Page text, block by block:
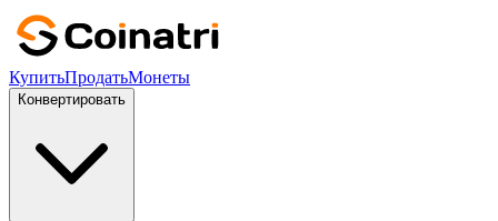
КупитьПродатьМонеты
Конвертировать